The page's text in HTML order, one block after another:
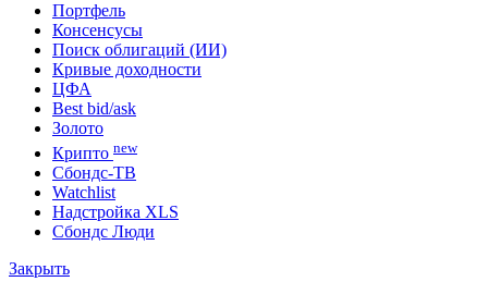
Портфель
Консенсусы
Поиск облигаций (ИИ)
Кривые доходности
ЦФА
Best bid/ask
Золото
Крипто new
Сбондс-ТВ
Watchlist
Надстройка XLS
Сбондс Люди
Закрыть